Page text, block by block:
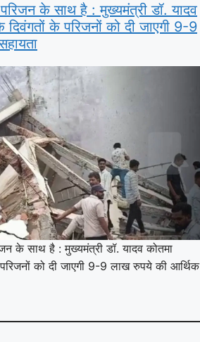
परिजन के साथ है : मुख्यमंत्री डॉ. यादव
के परिजनों को दी जाएगी 9-9
के साथ है : मुख्यमंत्री डॉ. यादव कोतमा
को दी जाएगी 9-9 लाख रुपये की आर्थिक